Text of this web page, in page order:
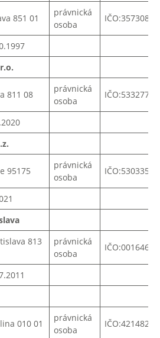
851 01
právnická
osoba
IČO:35730897
811 08
právnická
osoba
IČO:53327772
95175
právnická
osoba
IČO:53033531
813
právnická
osoba
IČO:00164691
010 01
právnická
osoba
IČO:42148260